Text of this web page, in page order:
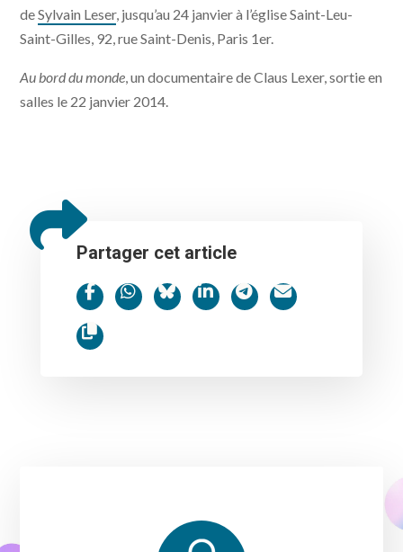
deSylvain Leser, jusqu’au 24 janvier à l’église Saint-Leu-
Saint-Gilles, 92, rue Saint-Denis, Paris 1er.
Au bord du monde, un documentaire de Claus Lexer, sortie en
salles le 22 janvier 2014.
Partager cet article